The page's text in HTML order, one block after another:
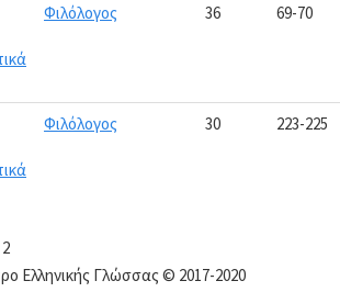
Φιλόλογος 36 69-70
Φιλόλογος 30 223-225
Ελληνικής Γλώσσας © 2017-2020